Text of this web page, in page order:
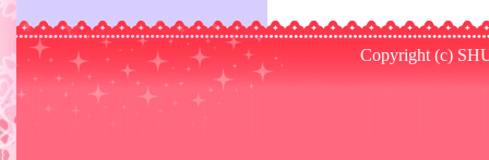
Copyright (c)